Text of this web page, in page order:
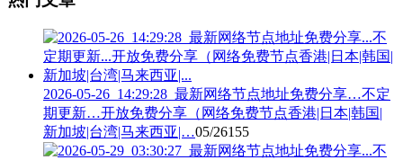
2026-05-26_14:29:28_最新网络节点地址免费分享…不定
期更新…开放免费分享（网络免费节点香港|日本|韩国|
新加坡|台湾|马来西亚|…05/26155